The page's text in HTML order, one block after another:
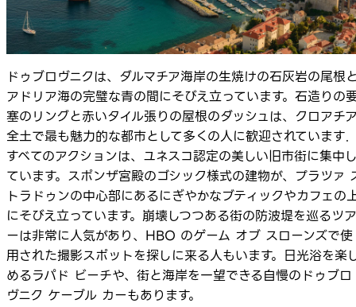
ドゥブロヴニクは、ダルマチア海岸の生焼けの石灰岩の尾根
アドリア海の完璧な青の間にそびえ立っています。石造りの
塞のリングと赤いタイル張りの屋根のダッシュは、クロアチ
全土で最も魅力的な都市として多くの人に歓迎されています.
すべてのアクションは、ユネスコ認定の美しい旧市街に集中
ています。スポンザ宮殿のゴシック様式の建物が、プラツァ
トラドゥンの中心部にあるにぎやかなブティックやカフェの
にそびえ立っています。崩壊しつつある街の防波堤を巡るツア
ーは非常に人気があり、HBO のゲーム オブ スローンズで使
用された撮影スポットを探しに来る人もいます。日光浴を楽
めるラパド ビーチや、街と海岸を一望できる自慢のドゥブロ
ヴニク ケーブル カーもあります。